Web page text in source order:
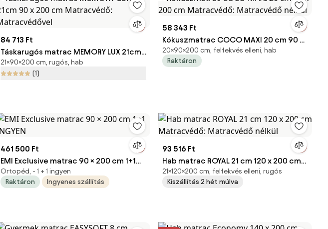
84 713 Ft
Táskarugós matrac MEMORY LUX 21cm
90 x 200 cm Matracvédő:
Matracvédővel
21×90×200 cm, rugós, hab
(1)
58 343 Ft
Kókuszmatrac COCO MAXI 20 cm 90 x
200 cm Matracvédő: Matracvédő
nélkül
20×90×200 cm, felfekvés elleni, hab
Raktáron
461 500 Ft
EMI Exclusive matrac 90 × 200 cm 1+1
INGYEN
Ortopéd, - 1 + 1 ingyen
Raktáron
Ingyenes szállítás
93 516 Ft
Hab matrac ROYAL 21 cm 120 x 200 cm
Matracvédő: Matracvédő nélkül
21×120×200 cm, felfekvés elleni, rugós
Kiszállítás 2 hét múlva